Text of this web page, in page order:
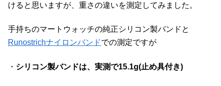
けると思いますが、重さの違いを測定してみました。
手持ちのマートウォッチの純正シリコン製バンドと
Runostrichナイロンバンドでの測定ですが
・ シリコン製バンドは、実測で15.1g(止め具付き)